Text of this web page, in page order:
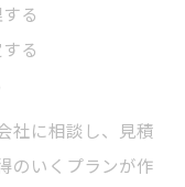
る
る
社に相談し、見積
のいくプランが作